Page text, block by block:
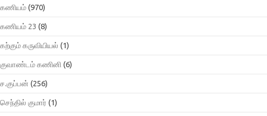
கணியம் (970)
கணியம் 23 (8)
கற்கும் கருவியியல் (1)
குவாண்டம் கணினி (6)
ச.குப்பன் (256)
செந்தில் குமார் (1)